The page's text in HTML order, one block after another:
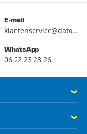
E-mail
klantenservice@datona.nl
WhatsApp
06 22 23 23 26